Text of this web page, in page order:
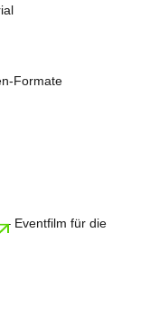
Formate